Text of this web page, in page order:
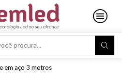
Search
em aço 3 metros